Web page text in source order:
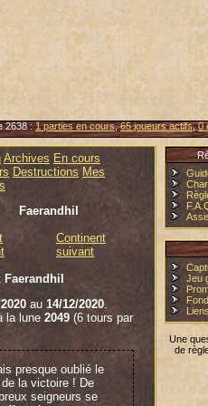
2638 :1 parties en cours,65 joueurs actifs,0
Archives En cours
Destructions Mes
Faerandhil
Continent
suivant
Faerandhil
au 14/12/2020.
la lune 2049 (6 tours par
presque oublié le
la victoire ! De
seigneurs se
Jeu
Une
de